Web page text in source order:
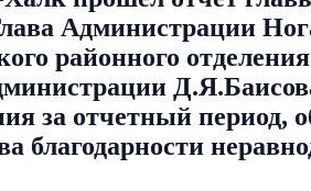
Администрации
районного
за отчетный период,
благодарности